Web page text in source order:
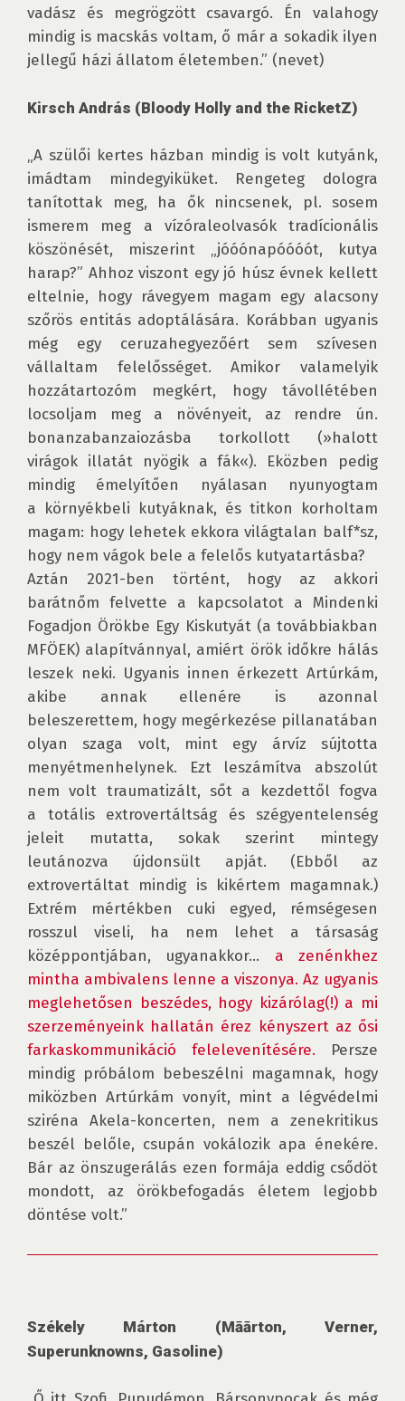
vadász és megrögzött csavargó. Én valahogy
mindig is macskás voltam, ő már a sokadik ilyen
jellegű házi állatom életemben.” (nevet)
Kirsch András (Bloody Holly and the RicketZ)
„A szülői kertes házban mindig is volt kutyánk,
imádtam mindegyiküket. Rengeteg dologra
tanítottak meg, ha ők nincsenek, pl. sosem
ismerem meg a vízóraleolvasók tradícionális
köszönését, miszerint „jóóó­napóóóót, kutya
harap?” Ahhoz viszont egy jó húsz évnek kellett
eltelnie, hogy rávegyem magam egy alacsony
szőrös entitás adoptálására. Korábban ugyanis
még egy ceruza­hegyezőért sem szívesen
vállaltam felelősséget. Amikor valamelyik
hozzátartozóm megkért, hogy távollétében
locsoljam meg a növényeit, az rendre ún.
bonanzabanzaiozásba torkollott (»halott
virágok illatát nyögik a fák«). Eközben pedig
mindig émelyítően nyálasan nyunyogtam
a környékbeli kutyáknak, és titkon korholtam
magam: hogy lehetek ekkora világtalan balf*sz,
hogy nem vágok bele a felelős kutyatartásba?
Aztán 2021-ben történt, hogy az akkori
barátnőm felvette a kapcsolatot a Mindenki
Fogadjon Örökbe Egy Kiskutyát (a továbbiakban
MFÖEK) alapítvánnyal, amiért örök időkre hálás
leszek neki. Ugyanis innen érkezett Artúrkám,
akibe annak ellenére is azonnal
beleszerettem, hogy megérkezése pillanatában
olyan szaga volt, mint egy árvíz sújtotta
menyétmenhelynek. Ezt leszámítva abszolút
nem volt traumatizált, sőt a kezdettől fogva
a totális extrovertáltság és szégyentelenség
jeleit mutatta, sokak szerint mintegy
leutánozva újdonsült apját. (Ebből az
extrovertáltat mindig is kikértem magamnak.)
Extrém mértékben cuki egyed, rémségesen
rosszul viseli, ha nem lehet a társaság
középpontjában, ugyanakkor… a zenénkhez
mintha ambivalens lenne a viszonya. Az ugyanis
meglehetősen beszédes, hogy kizárólag(!) a mi
szerzeményeink hallatán érez kényszert az ősi
farkaskommunikáció felelevenítésére. Persze
mindig próbálom bebeszélni magamnak, hogy
miközben Artúrkám vonyít, mint a légvédelmi
sziréna Akela-koncerten, nem a zenekritikus
beszél belőle, csupán vokálozik apa énekére.
Bár az önszugerálás ezen formája eddig csődöt
mondott, az örökbefogadás életem legjobb
Székely Márton (Māārton, Verner,
Superunknowns, Gasoline)